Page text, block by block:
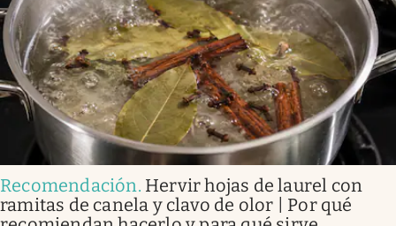
Recomendación. Hervir hojas de laurel con
ramitas de canela y clavo de olor | Por qué